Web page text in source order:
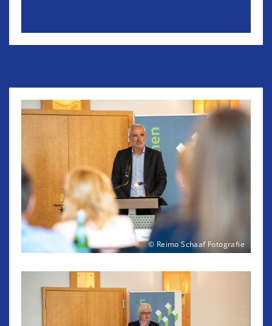
© Reimo Schaaf Fotografie